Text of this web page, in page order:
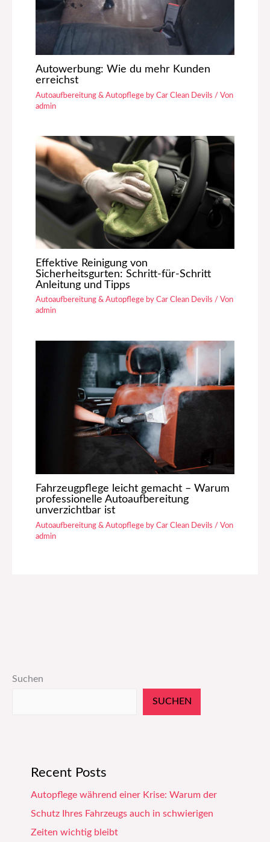
Autowerbung: Wie du mehr Kunden
erreichst
Autoaufbereitung & Autopflege by Car Clean Devils / Von
admin
Effektive Reinigung von
Sicherheitsgurten: Schritt-für-Schritt
Anleitung und Tipps
Autoaufbereitung & Autopflege by Car Clean Devils / Von
admin
Fahrzeugpflege leicht gemacht – Warum
professionelle Autoaufbereitung
unverzichtbar ist
Autoaufbereitung & Autopflege by Car Clean Devils / Von
admin
Suchen
SUCHEN
Recent Posts
Autopflege während einer Krise: Warum der
Schutz Ihres Fahrzeugs auch in schwierigen
Zeiten wichtig bleibt